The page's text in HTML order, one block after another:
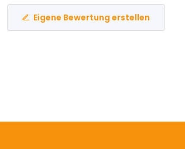
Eigene Bewertung erstellen